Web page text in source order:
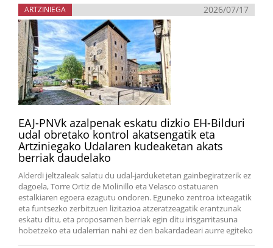
ARTZINIEGA 2026/07/17
EAJ-PNVk azalpenak eskatu dizkio EH-Bilduri
udal obretako kontrol akatsengatik eta
Artziniegako Udalaren kudeaketan akats
berriak daudelako
Alderdi jeltzaleak salatu du udal-jarduketetan gainbegiratzerik ez
dagoela, Torre Ortiz de Molinillo eta Velasco ostatuaren
estalkiaren egoera ezagutu ondoren. Eguneko zentroa ixteagatik
eta funtsezko zerbitzuen lizitazioa atzeratzeagatik erantzunak
eskatu ditu, eta proposamen berriak egin ditu irisgarritasuna
hobetzeko eta udalerrian nahi ez den bakardadeari aurre egiteko